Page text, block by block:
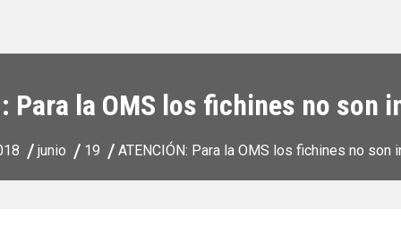
Para la OMS los fichines no son
junio 19 ATENCIÓN: Para la OMS los fichines no son